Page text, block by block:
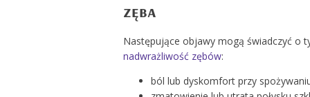
zęba
Następujące objawy mogą świadczyć o
nadwrażliwość zębów:
ból lub dyskomfort przy